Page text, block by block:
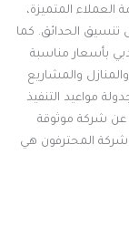
المتميزة،
تنسيق الحدائق. كما
بأسعار مناسبة
والمشاريع
مواعيد التنفيذ
عن شركة موثوقة
شركة المحترفون هي